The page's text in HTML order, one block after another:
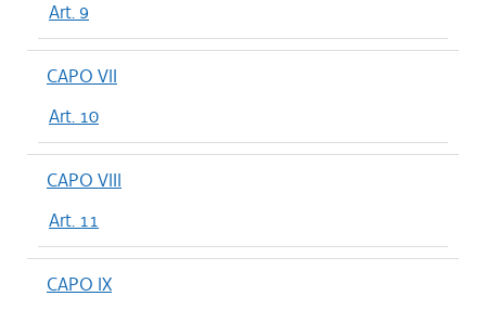
Art. 9
CAPO VII
Art. 10
CAPO VIII
Art. 11
CAPO IX